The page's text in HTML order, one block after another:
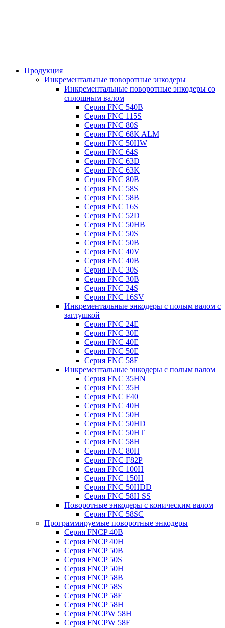
Продукция
Инкрементальные поворотные энкодеры
Инкрементальные поворотные энкодеры со
сплошным валом
Серия FNC 540B
Серия FNC 115S
Серия FNC 80S
Серия FNC 68K ALM
Серия FNC 50HW
Серия FNC 64S
Серия FNC 63D
Серия FNC 63K
Серия FNC 80B
Серия FNC 58S
Серия FNC 58B
Серия FNC 16S
Серия FNC 52D
Серия FNC 50HB
Серия FNC 50S
Серия FNC 50B
Серия FNC 40V
Серия FNC 40B
Серия FNC 30S
Серия FNC 30B
Серия FNC 24S
Серия FNC 16SV
Инкрементальные энкодеры с полым валом с
заглушкой
Серия FNC 24E
Серия FNC 30E
Серия FNC 40E
Серия FNC 50E
Серия FNC 58E
Инкрементальные энкодеры с полым валом
Серия FNC 35HN
Серия FNC 35H
Серия FNC F40
Серия FNC 40H
Серия FNC 50H
Серия FNC 50HD
Серия FNC 50HT
Серия FNC 58H
Серия FNC 80H
Серия FNC F82P
Серия FNC 100H
Серия FNC 150H
Серия FNC 50HDD
Серия FNC 58H SS
Поворотные энкодеры с коническим валом
Серия FNC 58SC
Программируемые поворотные энкодеры
Серия FNCP 40B
Серия FNCP 40H
Серия FNCP 50B
Серия FNCP 50S
Серия FNCP 50H
Серия FNCP 58B
Серия FNCP 58S
Серия FNCP 58E
Серия FNCP 58H
Серия FNCPW 58H
Серия FNCPW 58E